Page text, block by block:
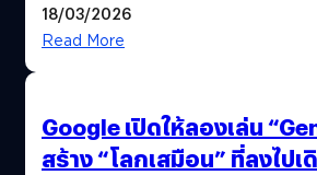
18/03/2026
Read More
Google เปิดให้ลองเล่น
สร้าง “โลกเสมือน” ที่ลงไปเ